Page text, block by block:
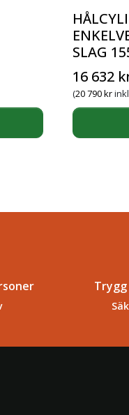
SLAG
16 632
(20 790kr
Trygg